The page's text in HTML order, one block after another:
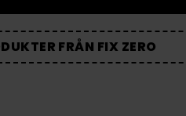
FRÅN FIX ZERO